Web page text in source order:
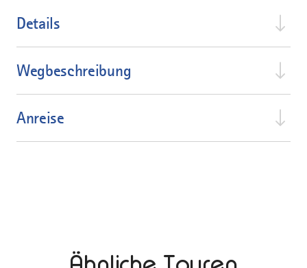
Details
Wegbeschreibung
Anreise